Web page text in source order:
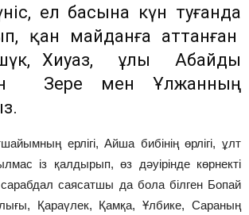
ел басына күн туғанда
қан майданға аттанған
Хиуаз, ұлы Абайды
Зере мен Ұлжанның
ерлігі, Айша бибінің өрлігі, ұлт
із қалдырып, өз дәуірінде көрнекті
сарабдал саясатшы да бола білген Бопай
Қараүлек, Қамқа, Ұлбике, Сараның